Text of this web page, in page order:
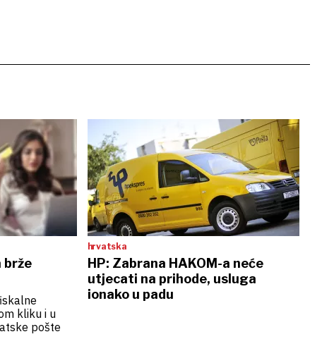
brže
kliku i u
pošte
hrvatska
HP: Zabrana HAKOM-a neće
utjecati na prihode, usluga
ionako u padu